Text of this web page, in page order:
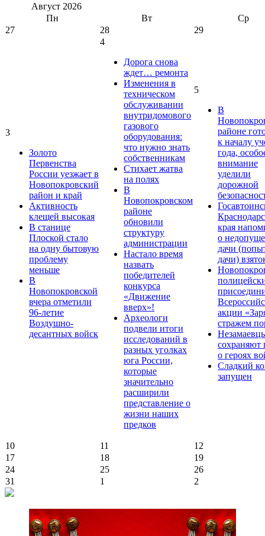
Август 2026
Пн
Вт
Ср
27
28 29
3
Золото
Первенства
России уезжает в
Новопокровский
район и край
Активность
клещей высокая
В станице
Плоской стало
на одну бытовую
проблему
меньше
В
Новопокровской
вчера отметили
96-летие
Воздушно-
десантных войск
4
Дорога снова
ждет… ремонта
Изменения в
техническом
обслуживании
внутридомового
газового
оборудования:
что нужно знать
собственникам
Стихает жатва
на полях
В
Новопокровском
районе
обновили
структуру
администрации
Настало время
назвать
победителей
конкурса
«Движение
вверх»!
Археологи
подвели итоги
исследований в
разных уголках
юга России,
которые
значительно
расширили
представление о
жизни наших
предков
5
В
районе
к началу
года,
внимание
уделили
дорожной
края
о
дачи
дачи)
акции
стражем
сохраняют
о героях
Сладкий
запущен
10 11
12
17
18
19
24
25
26
31
1 2